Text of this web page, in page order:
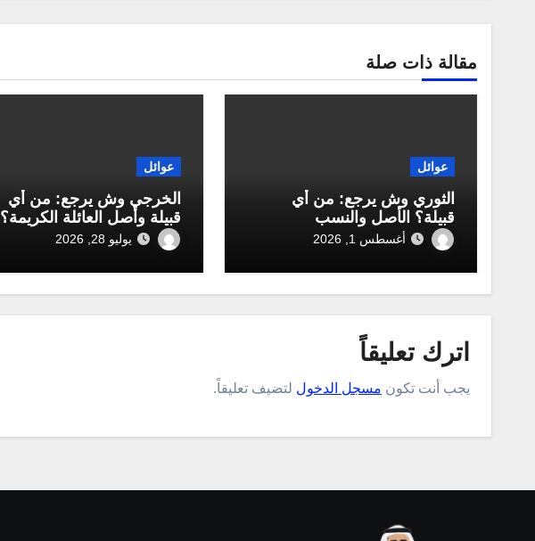
مقالة ذات صلة
عوائل
الثوري وش يرجع: من أي
قبيلة؟ الأصل والنسب
أغسطس 1, 2026
عوائل
الخرجي وش يرجع: من أي
قبيلة وأصل العائلة الكريمة؟
يوليو 28, 2026
اترك تعليقاً
يجب أنت تكون مسجل الدخول لتضيف تعليقاً.